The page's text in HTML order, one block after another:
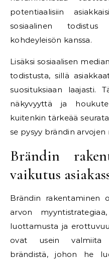
potentiaalisiin
sosiaalinen
kohdeyleisön kanssa.
Lisäksi sosiaalisen
todistusta, sillä
suosituksiaan laajasti.
näkyvyyttä ja
kuitenkin tärkeää
se pysyy brändin arvojen
Brändin
vaikutus
Brändin rakentaminen
arvon
luottamusta ja
ovat usein valmiita
brändistä, johon he